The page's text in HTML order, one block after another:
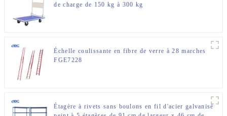
de charge de 150 kg à 300 kg
Échelle coulissante en fibre de verre à 28 marches
FGE7228
Étagère à rivets sans boulons en fil d'acier galvanisé